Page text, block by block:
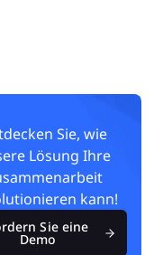
Sie, wie
Lösung Ihre
kann!
Sie eine
Demo